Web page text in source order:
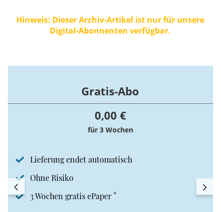
Hinweis: Dieser Archiv-Artikel ist nur für unsere
Digital-Abonnenten verfügbar.
Gratis-Abo
0,00 €
für 3 Wochen
Lieferung endet automatisch
Ohne Risiko
3 Wochen gratis ePaper *